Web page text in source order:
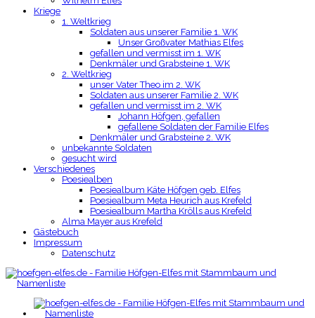
Kriege
1. Weltkrieg
Soldaten aus unserer Familie 1. WK
Unser Großvater Mathias Elfes
gefallen und vermisst im 1. WK
Denkmäler und Grabsteine 1. WK
2. Weltkrieg
unser Vater Theo im 2. WK
Soldaten aus unserer Familie 2. WK
gefallen und vermisst im 2. WK
Johann Höfgen, gefallen
gefallene Soldaten der Familie Elfes
Denkmäler und Grabsteine 2. WK
unbekannte Soldaten
gesucht wird
Verschiedenes
Poesiealben
Poesiealbum Käte Höfgen geb. Elfes
Poesiealbum Meta Heurich aus Krefeld
Poesiealbum Martha Krölls aus Krefeld
Alma Mayer aus Krefeld
Gästebuch
Impressum
Datenschutz